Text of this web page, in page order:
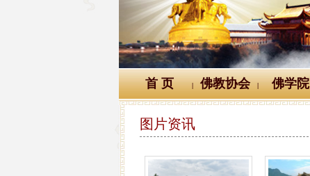
首 页 | 佛教协会 | 佛学院
图片资讯